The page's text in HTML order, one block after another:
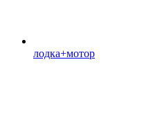
лодка+мотор